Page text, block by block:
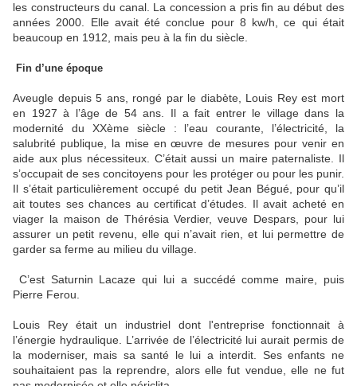
les constructeurs du canal. La concession a pris fin au début des
années 2000. Elle avait été conclue pour 8 kw/h, ce qui était
beaucoup en 1912, mais peu à la fin du siècle.
Fin d’une époque
Aveugle depuis 5 ans, rongé par le diabète, Louis Rey est mort
en 1927 à l’âge de 54 ans. Il a fait entrer le village dans la
modernité du XXème siècle : l’eau courante, l’électricité, la
salubrité publique, la mise en œuvre de mesures pour venir en
aide aux plus nécessiteux. C’était aussi un maire paternaliste. Il
s’occupait de ses concitoyens pour les protéger ou pour les punir.
Il s’était particulièrement occupé du petit Jean Bégué, pour qu’il
ait toutes ses chances au certificat d’études. Il avait acheté en
viager la maison de Thérésia Verdier, veuve Despars, pour lui
assurer un petit revenu, elle qui n’avait rien, et lui permettre de
garder sa ferme au milieu du village.
C’est Saturnin Lacaze qui lui a succédé comme maire, puis
Pierre Ferou.
Louis Rey était un industriel dont l'entreprise fonctionnait à
l’énergie hydraulique. L’arrivée de l’électricité lui aurait permis de
la moderniser, mais sa santé le lui a interdit. Ses enfants ne
souhaitaient pas la reprendre, alors elle fut vendue, elle ne fut